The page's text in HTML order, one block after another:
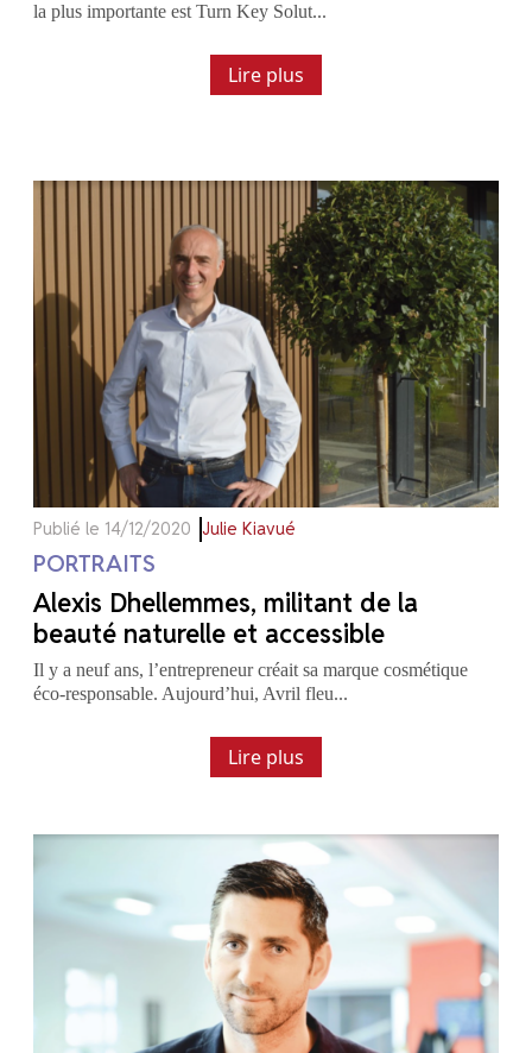
la plus importante est Turn Key Solut...
Lire plus
Publié le 14/12/2020 Julie Kiavué
PORTRAITS
Alexis Dhellemmes, militant de la
beauté naturelle et accessible
Il y a neuf ans, l’entrepreneur créait sa marque cosmétique
éco-responsable. Aujourd’hui, Avril fleu...
Lire plus